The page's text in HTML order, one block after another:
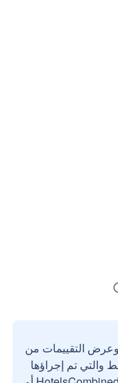
التقييمات من
والتي تم إجراؤها